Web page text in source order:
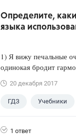
Определите,
языка
1) Я вижу печальные
одинокая бродит
20 декабря 2017
ГДЗ Учебники
1 ответ